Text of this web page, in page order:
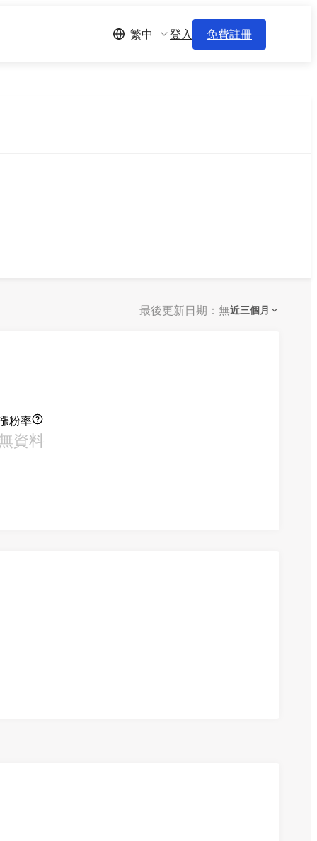
繁中 登入 免費註冊
最後更新日期：無近三個月
粉率
資料